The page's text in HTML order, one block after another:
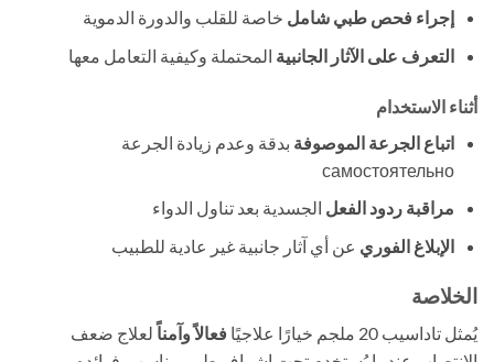
إجراء فحص طبي شامل ​ خاصة للقلب والدورة الدموية
التعرف على الآثار الجانبية ​ المحتملة وكيفية التعامل معها
أثناء الاستخدام
اتباع الجرعة الموصوفة ​ بدقة وعدم زيادة الجرعة
самостоятельно
مراقبة ردود الفعل ​ الجسدية بعد تناول الدواء
الإبلاغ الفوري ​ عن أي آثار جانبية غير عادية للطبيب
الخلاصة
يُمثل تاداسيب 20 ملجم خيارًا علاجيًا فعالاً وآمناً ​ لعلاج ضعف